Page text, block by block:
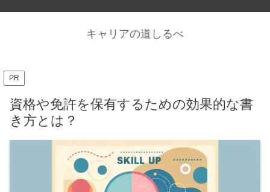
キャリアの道しるべ
PR
資格や免許を保有するための効果的な書
き方とは？